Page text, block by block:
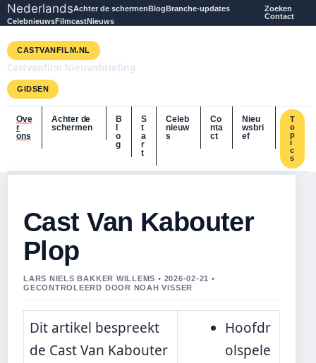
NederlandsAchter de schermenBlogBranche-updates
CelebnieuwsFilmcastNieuws
Zoeken
Contact
CASTVANFILM.NL
Castvanfilm Nieuwsbriefing
GIDSEN
Ove
r
ons
Achter de
schermen
B
o
g
S
t
a
r
t
Celeb
nieuw
s
Co
nta
ct
Nieu
wsbri
ef
T
o
p
i
c
s
Cast Van Kabouter
Plop
LARS NIELS BAKKER WILLEMS • 2026-02-21 •
GECONTROLEERD DOOR NOAH VISSER
Dit artikel bespreekt
de Cast Van Kabouter
Hoofdr
olspele